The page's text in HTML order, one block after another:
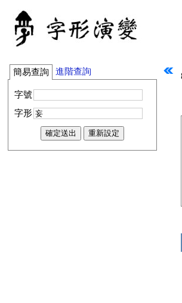
簡易查詢 進階查詢
字號
字形